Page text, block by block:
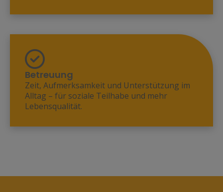
Betreuung
Zeit, Aufmerksamkeit und Unterstützung im
Alltag – für soziale Teilhabe und mehr
Lebensqualität.